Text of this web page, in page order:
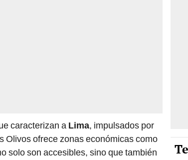
caracterizan a Lima, impulsados por
Olivos ofrece zonas económicas como
solo son accesibles, sino que también